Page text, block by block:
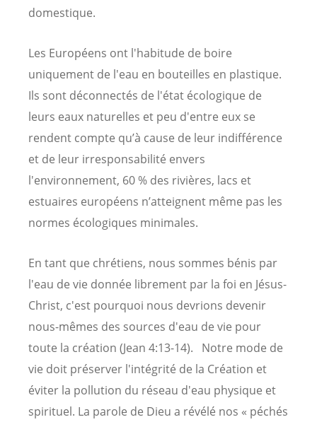
domestique.
Les Européens ont l'habitude de boire
uniquement de l'eau en bouteilles en plastique.
Ils sont déconnectés de l'état écologique de
leurs eaux naturelles et peu d'entre eux se
rendent compte qu’à cause de leur indifférence
et de leur irresponsabilité envers
l'environnement, 60 % des rivières, lacs et
estuaires européens n’atteignent même pas les
normes écologiques minimales.
En tant que chrétiens, nous sommes bénis par
l'eau de vie donnée librement par la foi en Jésus-
Christ, c'est pourquoi nous devrions devenir
nous-mêmes des sources d'eau de vie pour
toute la création (Jean 4:13-14). Notre mode de
vie doit préserver l'intégrité de la Création et
éviter la pollution du réseau d'eau physique et
spirituel. La parole de Dieu a révélé nos « péchés